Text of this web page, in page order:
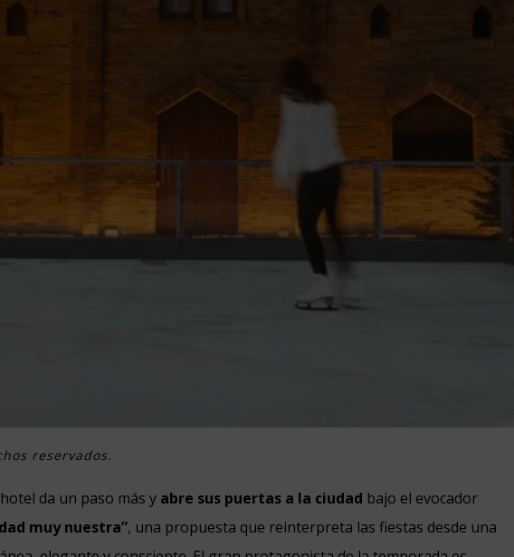
reservados.
da un paso más y abre sus puertas a la ciudad bajo el evocador
muy nuestra”, una propuesta que reinterpreta las fiestas desde una